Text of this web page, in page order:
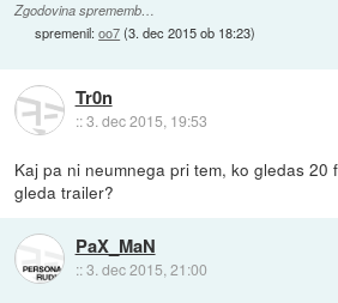
Zgodovina sprememb…
spremenil:oo7(3. dec 2015 ob 18:23)
Tr0n
::3. dec 2015, 19:53
Kaj pa ni neumnega pri tem, ko gledas 20
gleda trailer?
PaX_MaN
::3. dec 2015, 21:00